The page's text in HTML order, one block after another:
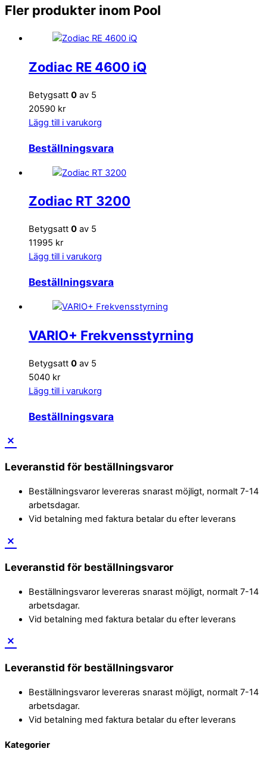
Fler produkter inom Pool
Zodiac RE 4600 iQ
Betygsatt 0 av 5
20590 kr
Lägg till i varukorg
Beställningsvara
Zodiac RT 3200
Betygsatt 0 av 5
11995 kr
Lägg till i varukorg
Beställningsvara
VARIO+ Frekvensstyrning
Betygsatt 0 av 5
5040 kr
Lägg till i varukorg
Beställningsvara
Leveranstid för beställningsvaror
Beställningsvaror levereras snarast möjligt, normalt 7-14
arbetsdagar.
Vid betalning med faktura betalar du efter leverans
Leveranstid för beställningsvaror
Beställningsvaror levereras snarast möjligt, normalt 7-14
arbetsdagar.
Vid betalning med faktura betalar du efter leverans
Leveranstid för beställningsvaror
Beställningsvaror levereras snarast möjligt, normalt 7-14
arbetsdagar.
Vid betalning med faktura betalar du efter leverans
Back
Kategorier